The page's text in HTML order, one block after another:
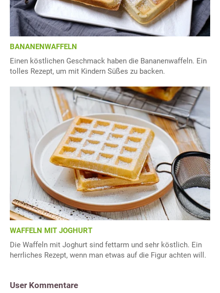
BANANENWAFFELN
Einen köstlichen Geschmack haben die Bananenwaffeln. Ein
tolles Rezept, um mit Kindern Süßes zu backen.
WAFFELN MIT JOGHURT
Die Waffeln mit Joghurt sind fettarm und sehr köstlich. Ein
herrliches Rezept, wenn man etwas auf die Figur achten will.
User Kommentare